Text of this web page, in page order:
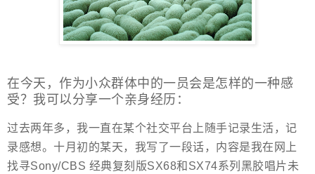
在今天，作为小众群体中的一员会是怎样的一种感
受？我可以分享一个亲身经历：
过去两年多，我一直在某个社交平台上随手记录生活，记
录感想。十月初的某天，我写了一段话，内容是我在网上
找寻Sony/CBS 经典复刻版SX68和SX74系列黑胶唱片未